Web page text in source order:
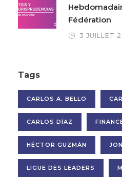
Fédération
3 JUILLET
Tags
CARLOS A. BELLO
CARLOS DÍAZ
HÉCTOR GUZMÁN
LIGUE DES LEADERS